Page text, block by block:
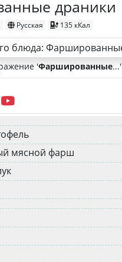
драники
Русская 135 кКал
'Фаршированные...'
мясной фарш